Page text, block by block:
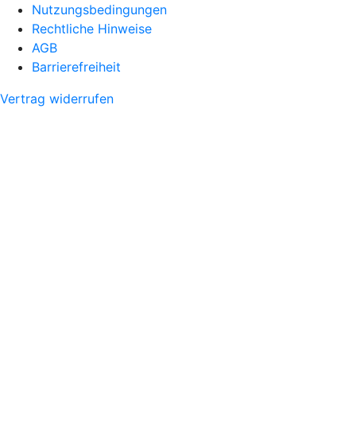
Nutzungsbedingungen
Rechtliche Hinweise
AGB
Barrierefreiheit
Vertrag widerrufen